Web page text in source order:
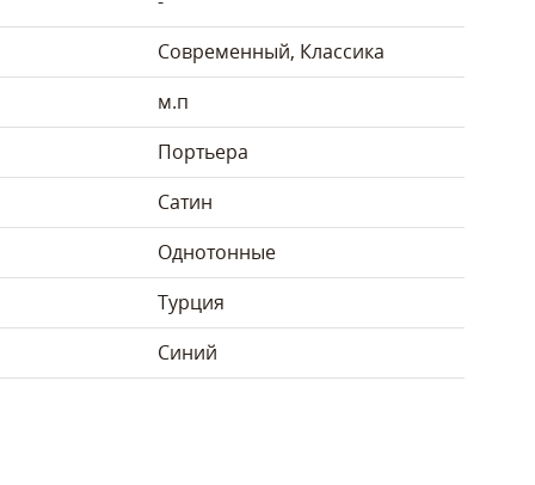
Современный, Классика
м.п
Портьера
Сатин
Однотонные
Турция
Синий